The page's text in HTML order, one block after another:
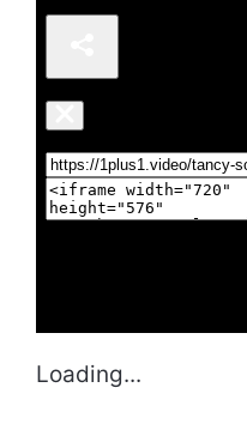
Loading...